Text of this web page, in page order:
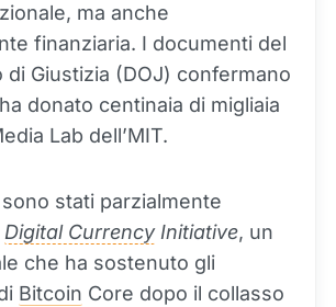
ma anche
finanziaria. I documenti del
di Giustizia (DOJ) confermano
donato centinaia di migliaia
Lab dell’MIT.
stati parzialmente
Digital CurrencyInitiative, un
che ha sostenuto gli
Bitcoin Core dopo il collasso